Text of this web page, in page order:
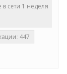
в сети 1 неделя
447